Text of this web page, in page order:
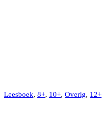
Leesboek, 8+, 10+, Overig, 12+